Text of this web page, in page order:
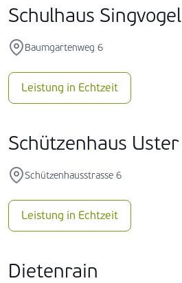
Schulhaus Singvogel
Baumgartenweg 6
Leistung in Echtzeit
Schützenhaus Uster
Schützenhausstrasse 6
Leistung in Echtzeit
Dietenrain